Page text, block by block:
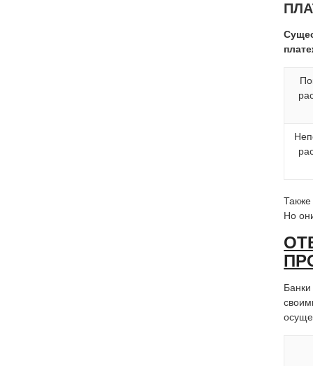
Также
Но